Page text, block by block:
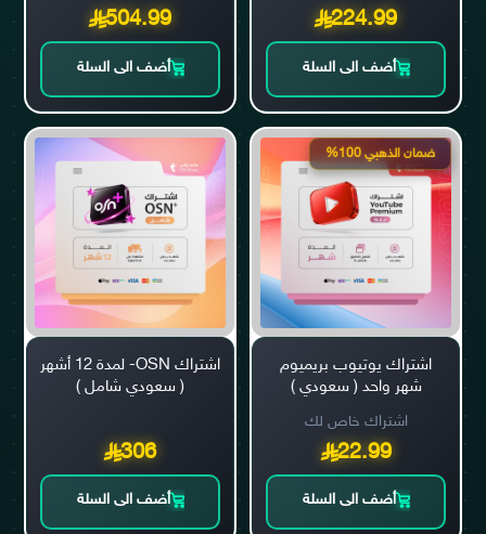
224.99
أضف الى السلة
504.99
أضف الى السلة
ضمان الذهبي 100%
اشتراك يوتيوب بريميوم
شهر واحد ( سعودي )
اشتراك خاص لك
22.99
أضف الى السلة
اشتراك OSN- لمدة 12 أشهر
( سعودي شامل )
306
أضف الى السلة